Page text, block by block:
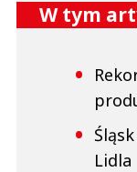
W tym
Lidla